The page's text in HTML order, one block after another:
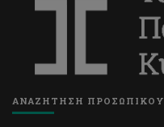
ΑΝΑΖΗΤΗΣΗ ΠΡΟΣΩΠΙΚΟΥ